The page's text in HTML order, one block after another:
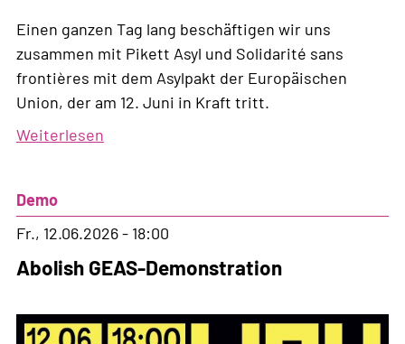
Einen ganzen Tag lang beschäftigen wir uns
zusammen mit Pikett Asyl und Solidarité sans
frontières mit dem Asylpakt der Europäischen
Union, der am 12. Juni in Kraft tritt.
Weiterlesen
EU-
Asylpakt
Demo
Fr., 12.06.2026 - 18:00
Abolish GEAS-Demonstration